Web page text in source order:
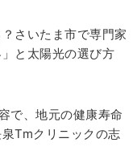
さいたま市で専門家
と太陽光の選び方
で、地元の健康寿命
Tmクリニックの志